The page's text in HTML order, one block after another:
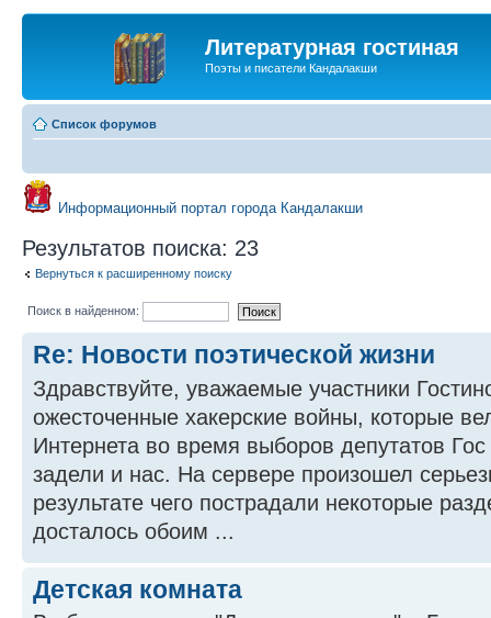
Литературная гостиная
Поэты и писатели Кандалакши
Список форумов
Информационный портал города Кандалакши
Результатов поиска: 23
Вернуться к расширенному поиску
Поиск в найденном:
Re: Новости поэтической жизни
Здравствуйте, уважаемые участники
ожесточенные хакерские войны, которые
Интернета во время выборов депутатов
задели и нас. На сервере произошел
результате чего пострадали некоторые
досталось обоим ...
Детская комната